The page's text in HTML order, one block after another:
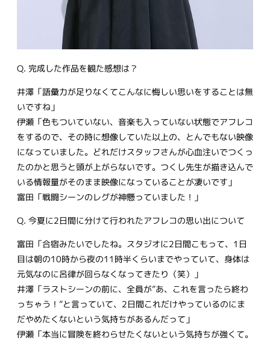
Q. 完成した作品を観た感想は？
井澤「語彙力が足りなくてこんなに悔しい思いをすることは無
いですね」
伊瀬「色もついていない、音楽も入っていない状態でアフレコ
をするので、その時に想像していた以上の、とんでもない映像
になっていました。どれだけスタッフさんが心血注いでつくっ
たのかと思うと頭が上がらないです。つくし先生が描き込んで
いる情報量がそのまま映像になっていることが凄いです」
富田「戦闘シーンのレグが神懸っていました！」
Q. 今夏に2日間に分けて行われたアフレコの思い出について
富田「合宿みたいでしたね。スタジオに2日間こもって、1日
目は朝の10時から夜の11時半くらいまでやっていて、身体は
元気なのに呂律が回らなくなってきたり（笑）」
井澤「ラストシーンの前に、全員が”あ、これを言ったら終わ
っちゃう！”と言っていて、2日間これだけやっているのにま
だやめたくないという気持ちがあるんだって」
伊瀬「本当に冒険を終わらせたくないという気持ちが強くて。